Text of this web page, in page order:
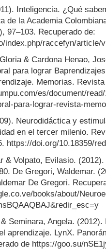
Inteligencia. ¿Qué
de la Academia
97–103. Recuperado de:
index.php/raccefyn/article/
& Cardona Henao,
para lograr
Memorias.
es/document/
para-lograr-revista-
Neurodidáctica y
en el tercer milenio.
https://doi.org/10.18359/
& Volpato, Evilasio.
De Gregori, Waldemar.
De Gregori.
books/about/
Seminara, Angela.
aprendizaje. LynX.
de https://goo.su/